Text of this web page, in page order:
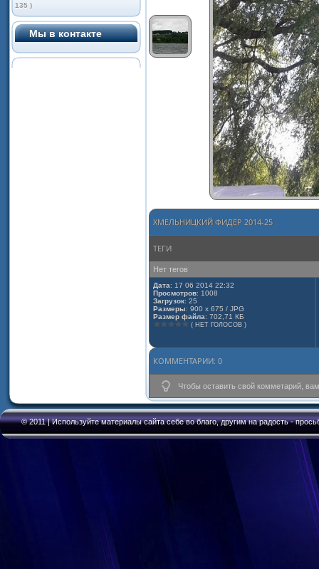
135 )
Мы в контакте
ХМЕЛЬНИЦКИЙ ФИДЕР 2014-25
ТЕГИ
Нет тегов
Дата: 17 06 2014 22:32
Просмотров: 1008
Загрузок: 25
Размеры: 900 x 675 / JPG
Размер файла: 702,71 КБ
( НЕТ ГОЛОСОВ )
КОММЕНТАРИИ: 0
Чтобы оставить свой комметарий,
© 2011 | Используйте материалы сайта себе во благо, другим на радость -